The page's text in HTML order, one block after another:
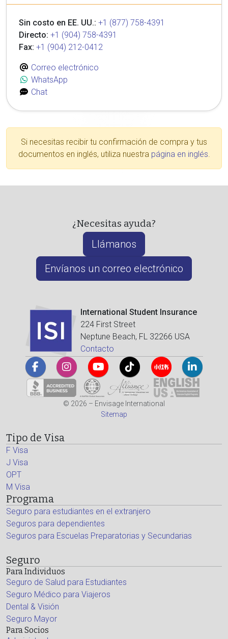
Sin costo en EE. UU.: +1 (877) 758-4391
Directo: +1 (904) 758-4391
Fax: +1 (904) 212-0412
Correo electrónico
WhatsApp
Chat
Si necesitas recibir tu confirmación de compra y tus
documentos en inglés, utiliza nuestra página en inglés.
¿Necesitas ayuda?
Llámanos
Envíanos un correo electrónico
International Student Insurance
224 First Street
Neptune Beach, FL 32266 USA
Contacto
© 2026 – Envisage International
Sitemap
Tipo de Visa
F Visa
J Visa
OPT
M Visa
Programa
Seguro para estudiantes en el extranjero
Seguros para dependientes
Seguros para Escuelas Preparatorias y Secundarias
Seguro
Para Individuos
Seguro de Salud para Estudiantes
Seguro Médico para Viajeros
Dental & Visión
Seguro Mayor
Para Socios